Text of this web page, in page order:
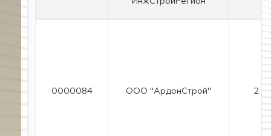
0000084 ООО "АрдонСтрой" 2